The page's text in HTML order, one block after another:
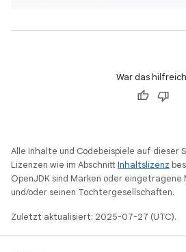
War das
Alle Inhalte und Codebeispiele auf dieser
Lizenzen wie im AbschnittInhaltslizenz
OpenJDK sind Marken oder eingetragene
und/oder seinen Tochtergesellschaften.
Zuletzt aktualisiert: 2025-07-27 (UTC).